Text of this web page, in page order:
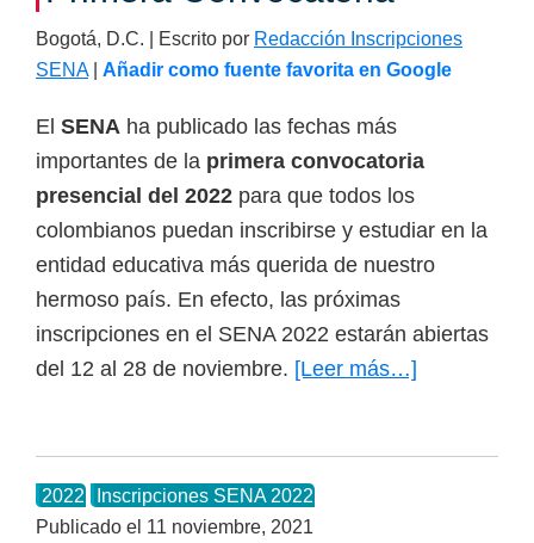
Bogotá, D.C. | Escrito por Redacción Inscripciones
SENA| Añadir como fuente favorita en Google
El SENA ha publicado las fechas más
importantes de la primera convocatoria
presencial del 2022 para que todos los
colombianos puedan inscribirse y estudiar en la
entidad educativa más querida de nuestro
hermoso país. En efecto, las próximas
inscripciones en el SENA 2022 estarán abiertas
del 12 al 28 de noviembre. [Leer más…]
2022
Inscripciones SENA 2022
Publicado el 11 noviembre, 2021